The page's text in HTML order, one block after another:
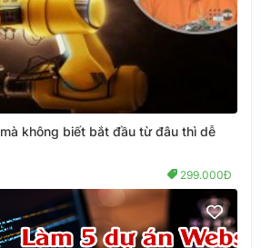
không biết bắt đầu từ đâu thì dễ
299.000Đ